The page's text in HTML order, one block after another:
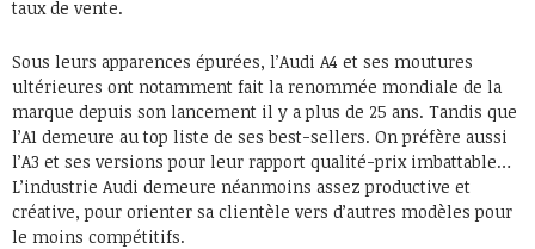
taux de vente.
Sous leurs apparences épurées, l’Audi A4 et ses moutures
ultérieures ont notamment fait la renommée mondiale de la
marque depuis son lancement il y a plus de 25 ans. Tandis que
l’A1 demeure au top liste de ses best-sellers. On préfère aussi
l’A3 et ses versions pour leur rapport qualité-prix imbattable…
L’industrie Audi demeure néanmoins assez productive et
créative, pour orienter sa clientèle vers d’autres modèles pour
le moins compétitifs.